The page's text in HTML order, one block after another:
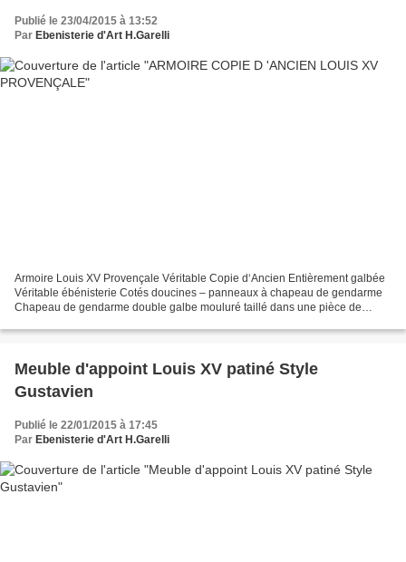
Publié le 23/04/2015 à 13:52
Par Ebenisterie d'Art H.Garelli
Armoire Louis XV Provençale Véritable Copie d‘Ancien Entièrement galbée
Véritable ébénisterie Cotés doucines – panneaux à chapeau de gendarme
Chapeau de gendarme double galbe mouluré taillé dans une pièce de
Meuble d'appoint Louis XV patiné Style
Gustavien
Publié le 22/01/2015 à 17:45
Par Ebenisterie d'Art H.Garelli